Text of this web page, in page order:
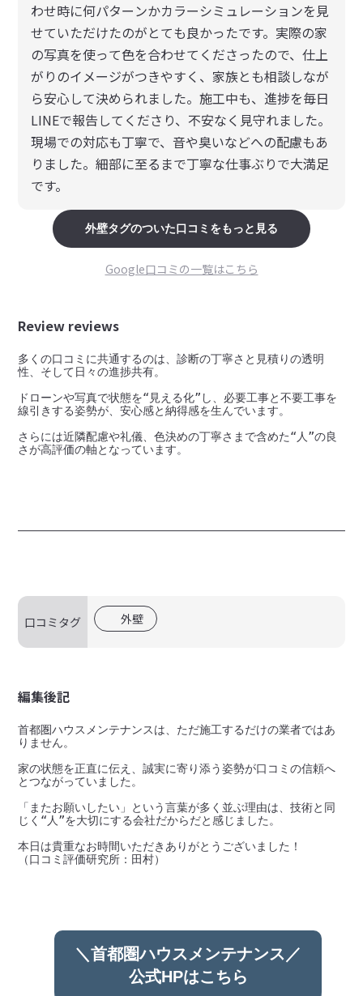
わせ時に何パターンかカラーシミュレーションを見
せていただけたのがとても良かったです。実際の家
の写真を使って色を合わせてくださったので、仕上
がりのイメージがつきやすく、家族とも相談しなが
ら安心して決められました。施工中も、進捗を毎日
LINEで報告してくださり、不安なく見守れました。
現場での対応も丁寧で、音や臭いなどへの配慮もあ
りました。細部に至るまで丁寧な仕事ぶりで大満足
です。
外壁タグのついた口コミをもっと見る
Google口コミの一覧はこちら
Review reviews
多くの口コミに共通するのは、診断の丁寧さと見積りの透明
性、そして日々の進捗共有。
ドローンや写真で状態を“見える化”し、必要工事と不要工事を
線引きする姿勢が、安心感と納得感を生んでいます。
さらには近隣配慮や礼儀、色決めの丁寧さまで含めた“人”の良
口コミタグ 外壁
編集後記
首都圏ハウスメンテナンスは、ただ施工するだけの業者ではあ
りません。
家の状態を正直に伝え、誠実に寄り添う姿勢が口コミの信頼へ
とつながっていました。
「またお願いしたい」という言葉が多く並ぶ理由は、技術と同
じく“人”を大切にする会社だからだと感じました。
本日は貴重なお時間いただきありがとうございました！
＼首都圏ハウスメンテナンス／
公式HPはこちら